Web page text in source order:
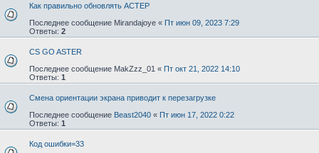
Как правильно обновлять АСТЕР
Последнее сообщение Mirandajoye « Пт июн 09, 2023 7:29
Ответы: 2
CS GO ASTER
Последнее сообщение MakZzz_01 « Пт окт 21, 2022 14:10
Ответы: 1
Смена ориентации экрана приводит к перезагрузке
Последнее сообщение Beast2040 « Пт июн 17, 2022 0:22
Ответы: 1
Код ошибки=33